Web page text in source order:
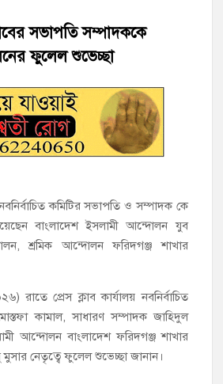
হাই স্কুল অ্যান্ড কলেজে ‘জুলাই
ফরিদগঞ্জের উন্নয়নে কাজ করছি’ :
কারেন্ট জালের দাপট, মতলবে প্রকাশ্যে
ফিরিয়ে দিতে বিএনপি সরকার
কোম্পানী লিমিটেডের মরণোত্তর
শ্রদ্ধার সঙ্গে জুলাই গণঅভ্যুত্থানের সকল
সভাপতি সম্পাদককে
ফুলেল শুভেচ্ছা
কমিটির সভাপতি ও সম্পাদক কে
বাংলাদেশ ইসলামী আন্দোলন যুব
শ্রমিক আন্দোলন ফরিদগঞ্জ শাখার
রাতে প্রেস ক্লাব কার্যালয় নবনির্বাচিত
কামাল, সাধারণ সম্পাদক জাহিদুল
আন্দোলন বাংলাদেশ ফরিদগঞ্জ শাখার
নেতৃত্বে ফুলেল শুভেচ্ছা জানান।